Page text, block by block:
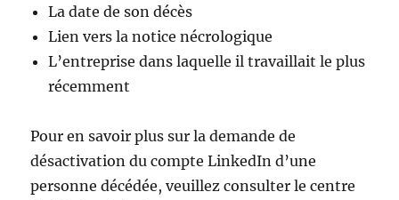
La date de son décès
Lien vers la notice nécrologique
L’entreprise dans laquelle il travaillait le plus
récemment
Pour en savoir plus sur la demande de
désactivation du compte LinkedIn d’une
personne décédée, veuillez consulter le centre